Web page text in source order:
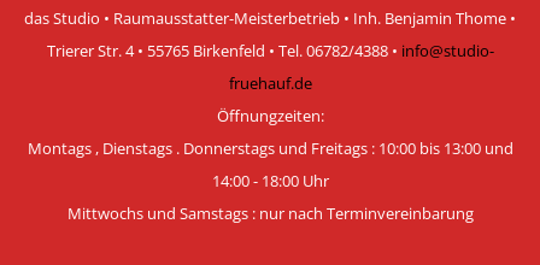
das Studio • Raumausstatter-Meisterbetrieb • Inh. Benjamin Thome •
Trierer Str. 4 • 55765 Birkenfeld • Tel. 06782/4388 • info@studio-
fruehauf.de
Öffnungzeiten:
Montags , Dienstags . Donnerstags und Freitags : 10:00 bis 13:00 und
14:00 - 18:00 Uhr
Mittwochs und Samstags : nur nach Terminvereinbarung